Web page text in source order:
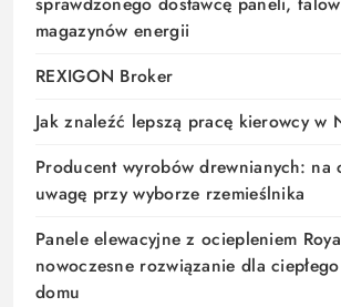
magazynów energii
REXIGON Broker
Jak znaleźć lepszą pracę kierowcy w
Producent wyrobów drewnianych: na
uwagę przy wyborze rzemieślnika
Panele elewacyjne z ociepleniem
nowoczesne rozwiązanie dla
domu